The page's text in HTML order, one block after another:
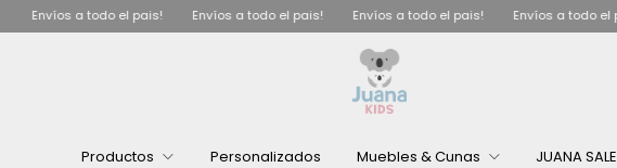
Envíos a todo el pais! Envíos a todo el pais! Envíos a todo el pais! Envíos a todo el pais!
Productos Personalizados Muebles & Cunas JUANA SALE